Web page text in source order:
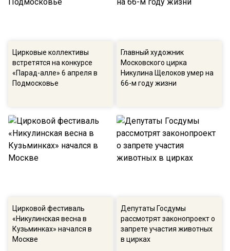
Цирковые коллективы
встретятся на конкурсе
«Парад-алле» 6 апреля в
Подмосковье
Главный художник
Московского цирка
Никулина Щелоков умер на
66-м году жизни
Цирковой фестиваль
«Никулинская весна в
Кузьминках» начался в
Москве
Депутаты Госдумы
рассмотрят законопроект о
запрете участия животных
в цирках